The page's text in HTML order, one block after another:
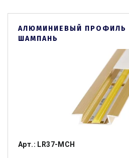
АЛЮМИНИЕВЫЙ ПРОФИЛЬ
ШАМПАНЬ
Арт.: LR37-MCH